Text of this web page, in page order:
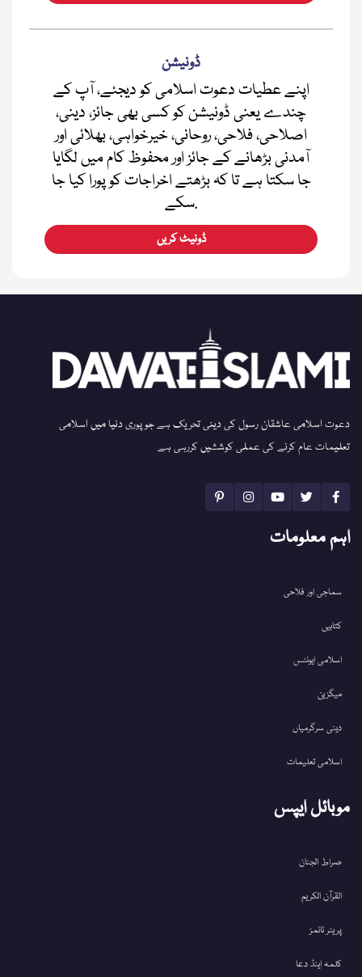
ڈونیشن
اپنے عطیات دعوت اسلامی کو دیجئے، آپ کے
چندے یعنی ڈونیشن کو کسی بھی جائز، دینی،
اصلاحی، فلاحی، روحانی، خیرخواہی، بھلائی اور
آمدنی بڑھانے کے جائز اور محفوظ کام میں لگایا
جا سکتا ہے تا کہ بڑھتے اخراجات کو پورا کیا جا
سکے.
ڈونیٹ کریں
دعوت اسلامی عاشقان رسول کی دینی تحریک ہے جو پوری دنیا میں اسلامی
تعلیمات عام کرنے کی عملی کوششیں کررہی ہے
اہم معلومات
سماجی اور فلاحی
کتابیں
اسلامی ایونٹس
میگزین
دینی سرگرمیاں
اسلامی تعلیمات
موبائل ایپس
صراط الجنان
القرآن الکریم
پریئر ٹائمز
کلمہ اینڈ دعا